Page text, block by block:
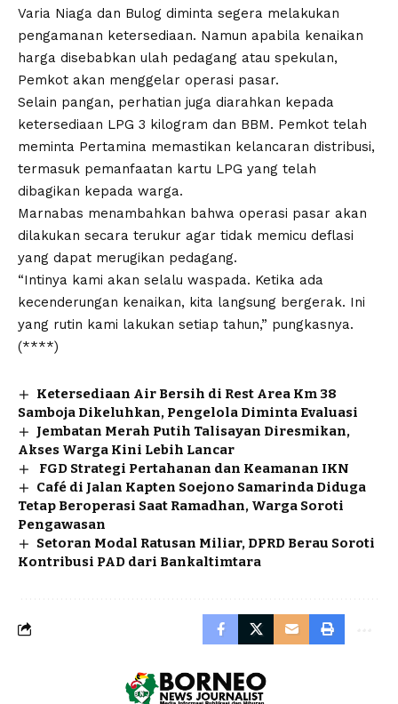
Varia Niaga dan Bulog diminta segera melakukan
pengamanan ketersediaan. Namun apabila kenaikan
harga disebabkan ulah pedagang atau spekulan,
Pemkot akan menggelar operasi pasar.
Selain pangan, perhatian juga diarahkan kepada
ketersediaan LPG 3 kilogram dan BBM. Pemkot telah
meminta Pertamina memastikan kelancaran distribusi,
termasuk pemanfaatan kartu LPG yang telah
dibagikan kepada warga.
Marnabas menambahkan bahwa operasi pasar akan
dilakukan secara terukur agar tidak memicu deflasi
yang dapat merugikan pedagang.
“Intinya kami akan selalu waspada. Ketika ada
kecenderungan kenaikan, kita langsung bergerak. Ini
yang rutin kami lakukan setiap tahun,” pungkasnya.
(****)
Ketersediaan Air Bersih di Rest Area Km 38
Samboja Dikeluhkan, Pengelola Diminta Evaluasi
Jembatan Merah Putih Talisayan Diresmikan,
Akses Warga Kini Lebih Lancar
FGD Strategi Pertahanan dan Keamanan IKN
Café di Jalan Kapten Soejono Samarinda Diduga
Tetap Beroperasi Saat Ramadhan, Warga Soroti
Pengawasan
Setoran Modal Ratusan Miliar, DPRD Berau Soroti
Kontribusi PAD dari Bankaltimtara